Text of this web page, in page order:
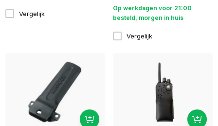
Vergelijk
Op werkdagen voor 21:00
besteld, morgen in huis
Vergelijk